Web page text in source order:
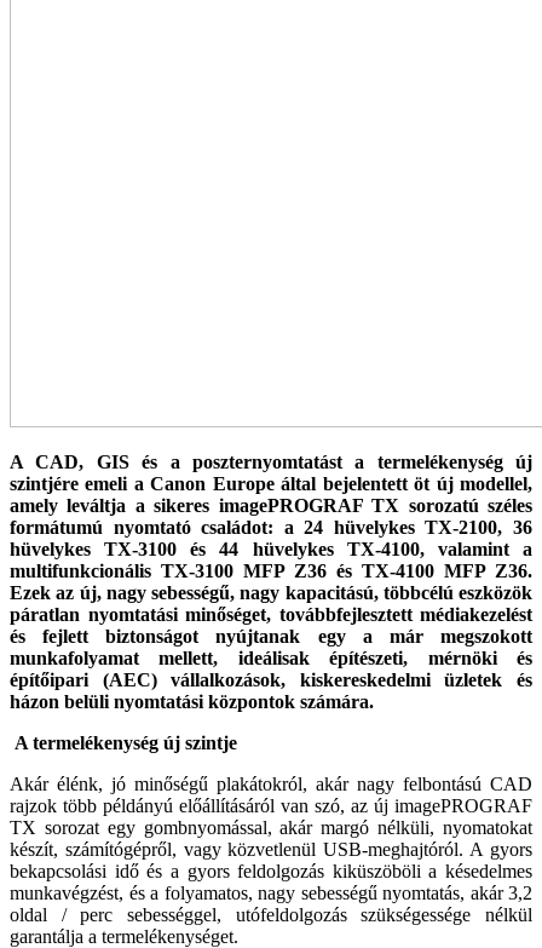
A CAD, GIS és a poszternyomtatást a termelékenység új
szintjére emeli a Canon Europe által bejelentett öt új modellel,
amely leváltja a sikeres imagePROGRAF TX sorozatú széles
formátumú nyomtató családot: a 24 hüvelykes TX-2100, 36
hüvelykes TX-3100 és 44 hüvelykes TX-4100, valamint a
multifunkcionális TX-3100 MFP Z36 és TX-4100 MFP Z36.
Ezek az új, nagy sebességű, nagy kapacitású, többcélú eszközök
páratlan nyomtatási minőséget, továbbfejlesztett médiakezelést
és fejlett biztonságot nyújtanak egy a már megszokott
munkafolyamat mellett, ideálisak építészeti, mérnöki és
építőipari (AEC) vállalkozások, kiskereskedelmi üzletek és
házon belüli nyomtatási központok számára.
A termelékenység új szintje
Akár élénk, jó minőségű plakátokról, akár nagy felbontású CAD
rajzok több példányú előállításáról van szó, az új imagePROGRAF
TX sorozat egy gombnyomással, akár margó nélküli, nyomatokat
készít, számítógépről, vagy közvetlenül USB-meghajtóról. A gyors
bekapcsolási idő és a gyors feldolgozás kiküszöböli a késedelmes
munkavégzést, és a folyamatos, nagy sebességű nyomtatás, akár 3,2
oldal / perc sebességgel, utófeldolgozás szükségessége nélkül
garantálja a termelékenységet.